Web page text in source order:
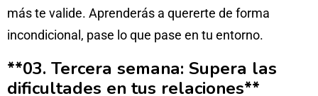
más te valide. Aprenderás a quererte de forma
incondicional, pase lo que pase en tu entorno.
**03. Tercera semana: Supera las
dificultades en tus relaciones**